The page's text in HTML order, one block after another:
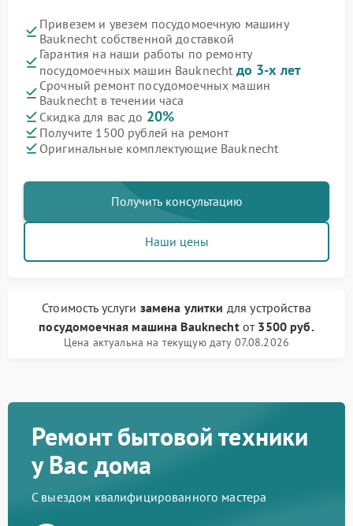
Привезем и увезем посудомоечную машину
Bauknecht собственной доставкой
Гарантия на наши работы по ремонту
посудомоечных машин Bauknecht до 3-х лет
Срочный ремонт посудомоечных машин
Bauknecht в течении часа
Скидка для вас до 20%
Получите 1500 рублей на ремонт
Оригинальные комплектующие Bauknecht
Получить консультацию
Наши цены
Стоимость услуги замена улитки для устройства
посудомоечная машина Bauknechtот 3500 руб.
Цена актуальна на текущую дату 07.08.2026
Ремонт бытовой техники
у Вас дома
С выездом квалифицированного мастера